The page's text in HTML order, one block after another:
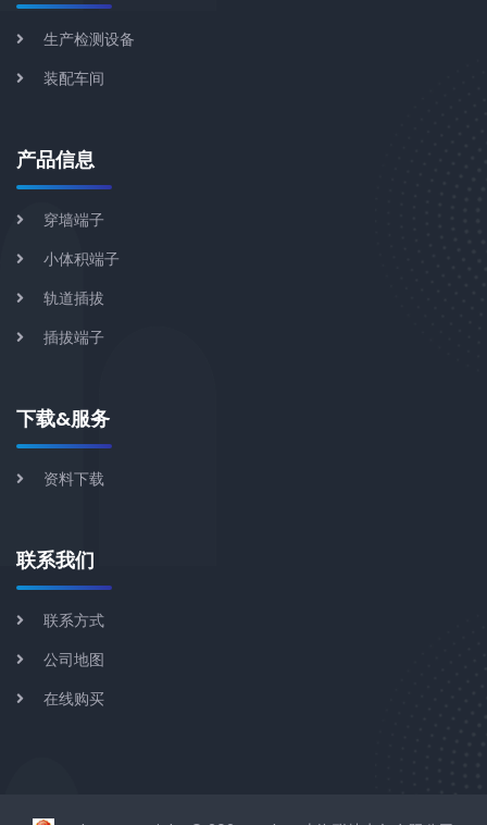
生产检测设备
装配车间
产品信息
穿墙端子
小体积端子
轨道插拔
插拔端子
下载&服务
资料下载
联系我们
联系方式
公司地图
在线购买